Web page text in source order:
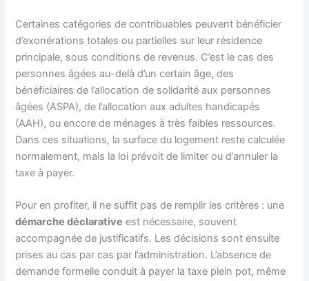
Certaines catégories de contribuables peuvent bénéficier
d’exonérations totales ou partielles sur leur résidence
principale, sous conditions de revenus. C’est le cas des
personnes âgées au-delà d’un certain âge, des
bénéficiaires de l’allocation de solidarité aux personnes
âgées (ASPA), de l’allocation aux adultes handicapés
(AAH), ou encore de ménages à très faibles ressources.
Dans ces situations, la surface du logement reste calculée
normalement, mais la loi prévoit de limiter ou d’annuler la
taxe à payer.
Pour en profiter, il ne suffit pas de remplir les critères : une
démarche déclarative est nécessaire, souvent
accompagnée de justificatifs. Les décisions sont ensuite
prises au cas par cas par l’administration. L’absence de
demande formelle conduit à payer la taxe plein pot, même